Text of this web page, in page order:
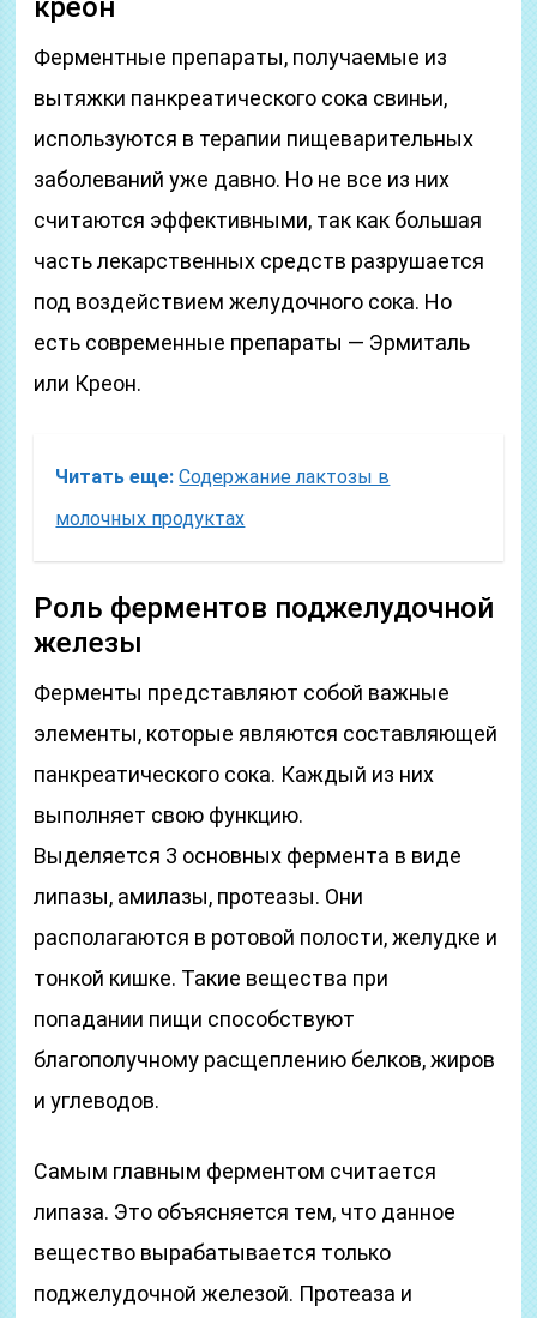
креон
Ферментные препараты, получаемые из
вытяжки панкреатического сока свиньи,
используются в терапии пищеварительных
заболеваний уже давно. Но не все из них
считаются эффективными, так как большая
часть лекарственных средств разрушается
под воздействием желудочного сока. Но
есть современные препараты — Эрмиталь
или Креон.
Читать еще: Содержание лактозы в
молочных продуктах
Роль ферментов поджелудочной
железы
Ферменты представляют собой важные
элементы, которые являются составляющей
панкреатического сока. Каждый из них
выполняет свою функцию.
Выделяется 3 основных фермента в виде
липазы, амилазы, протеазы. Они
располагаются в ротовой полости, желудке и
тонкой кишке. Такие вещества при
попадании пищи способствуют
благополучному расщеплению белков, жиров
и углеводов.
Самым главным ферментом считается
липаза. Это объясняется тем, что данное
вещество вырабатывается только
поджелудочной железой. Протеаза и